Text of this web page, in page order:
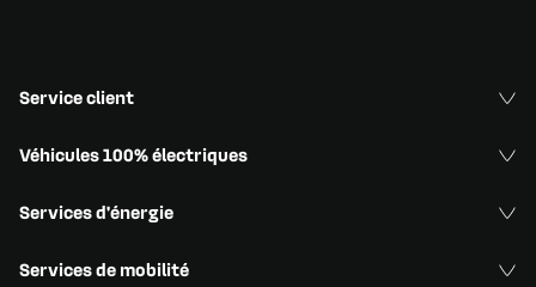
Service client
Véhicules 100% électriques
Services d'énergie
Services de mobilité